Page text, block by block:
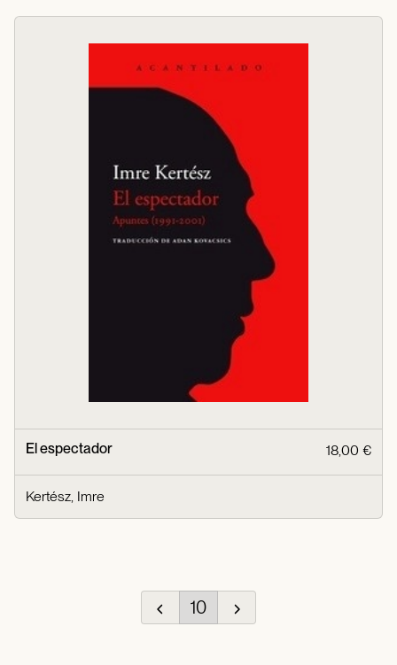
El espectador 18,00 €
Kertész, Imre
10